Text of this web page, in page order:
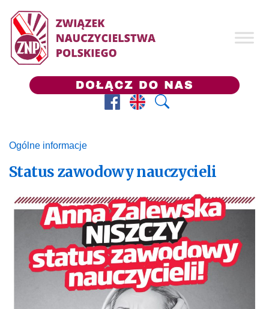
FacebookPrezes ZNP
Wyszukaj
Ogólne informacje
Status zawodowy nauczycieli